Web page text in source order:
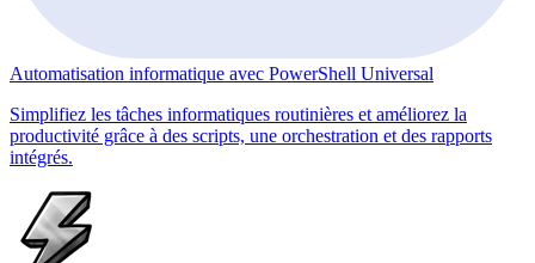
Automatisation informatique avec PowerShell Universal
Simplifiez les tâches informatiques routinières et améliorez la
productivité grâce à des scripts, une orchestration et des rapports
intégrés.